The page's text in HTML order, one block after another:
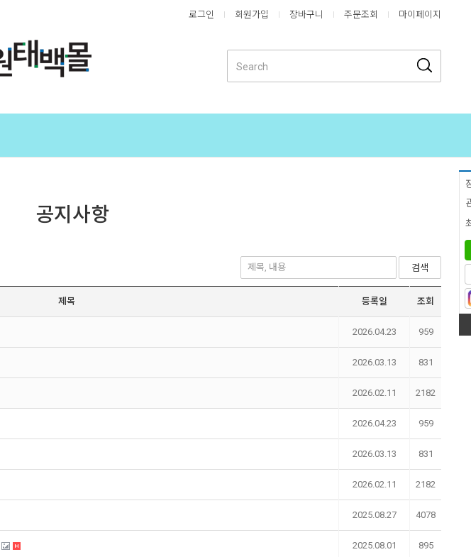
로그인 회원가입 장바구니 주문조회 마이페이지
공지사항
검색
제목 등록일 조회
2026.04.23 959
2026.03.13 831
2026.02.11 2182
2026.04.23 959
2026.03.13 831
2026.02.11 2182
2025.08.27 4078
2025.08.01 895